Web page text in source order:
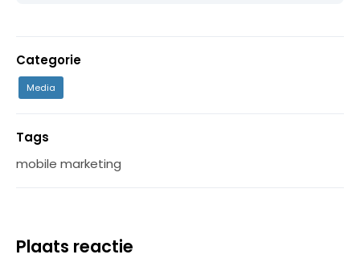
Categorie
Media
Tags
mobile marketing
Plaats reactie